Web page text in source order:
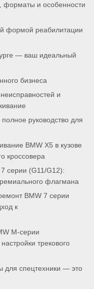
форматы и особенности
формой реабилитации
— ваш идеальный
бизнеса
и
руководство для
BMW X5 в кузове
кроссовера
серии (G11/G12):
флагмана
BMW 7 серии
к
M-серии
трекового
для спецтехники — это